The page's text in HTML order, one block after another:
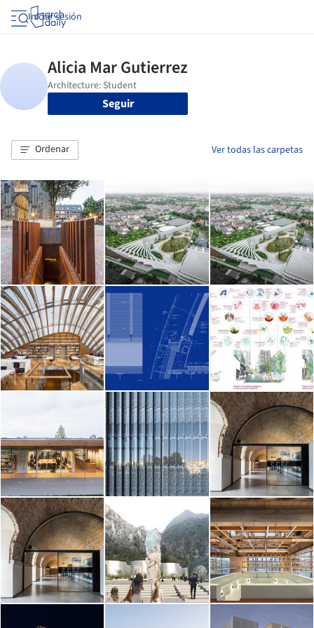
Iniciar sesión
Seguir
Ordenar Ver todas las carpetas